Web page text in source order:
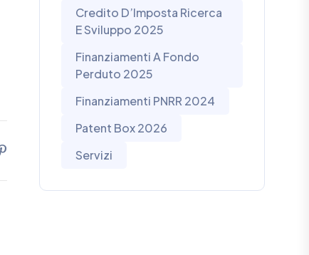
Credito D’Imposta Ricerca
E Sviluppo 2025
Finanziamenti A Fondo
Perduto 2025
Finanziamenti PNRR 2024
Patent Box 2026
Servizi